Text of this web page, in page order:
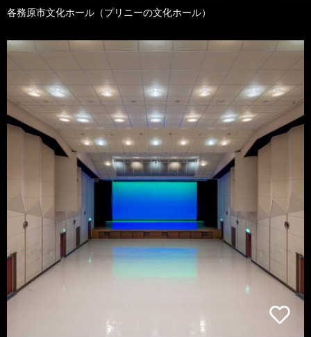
各務原市文化ホール（プリニーの文化ホール）